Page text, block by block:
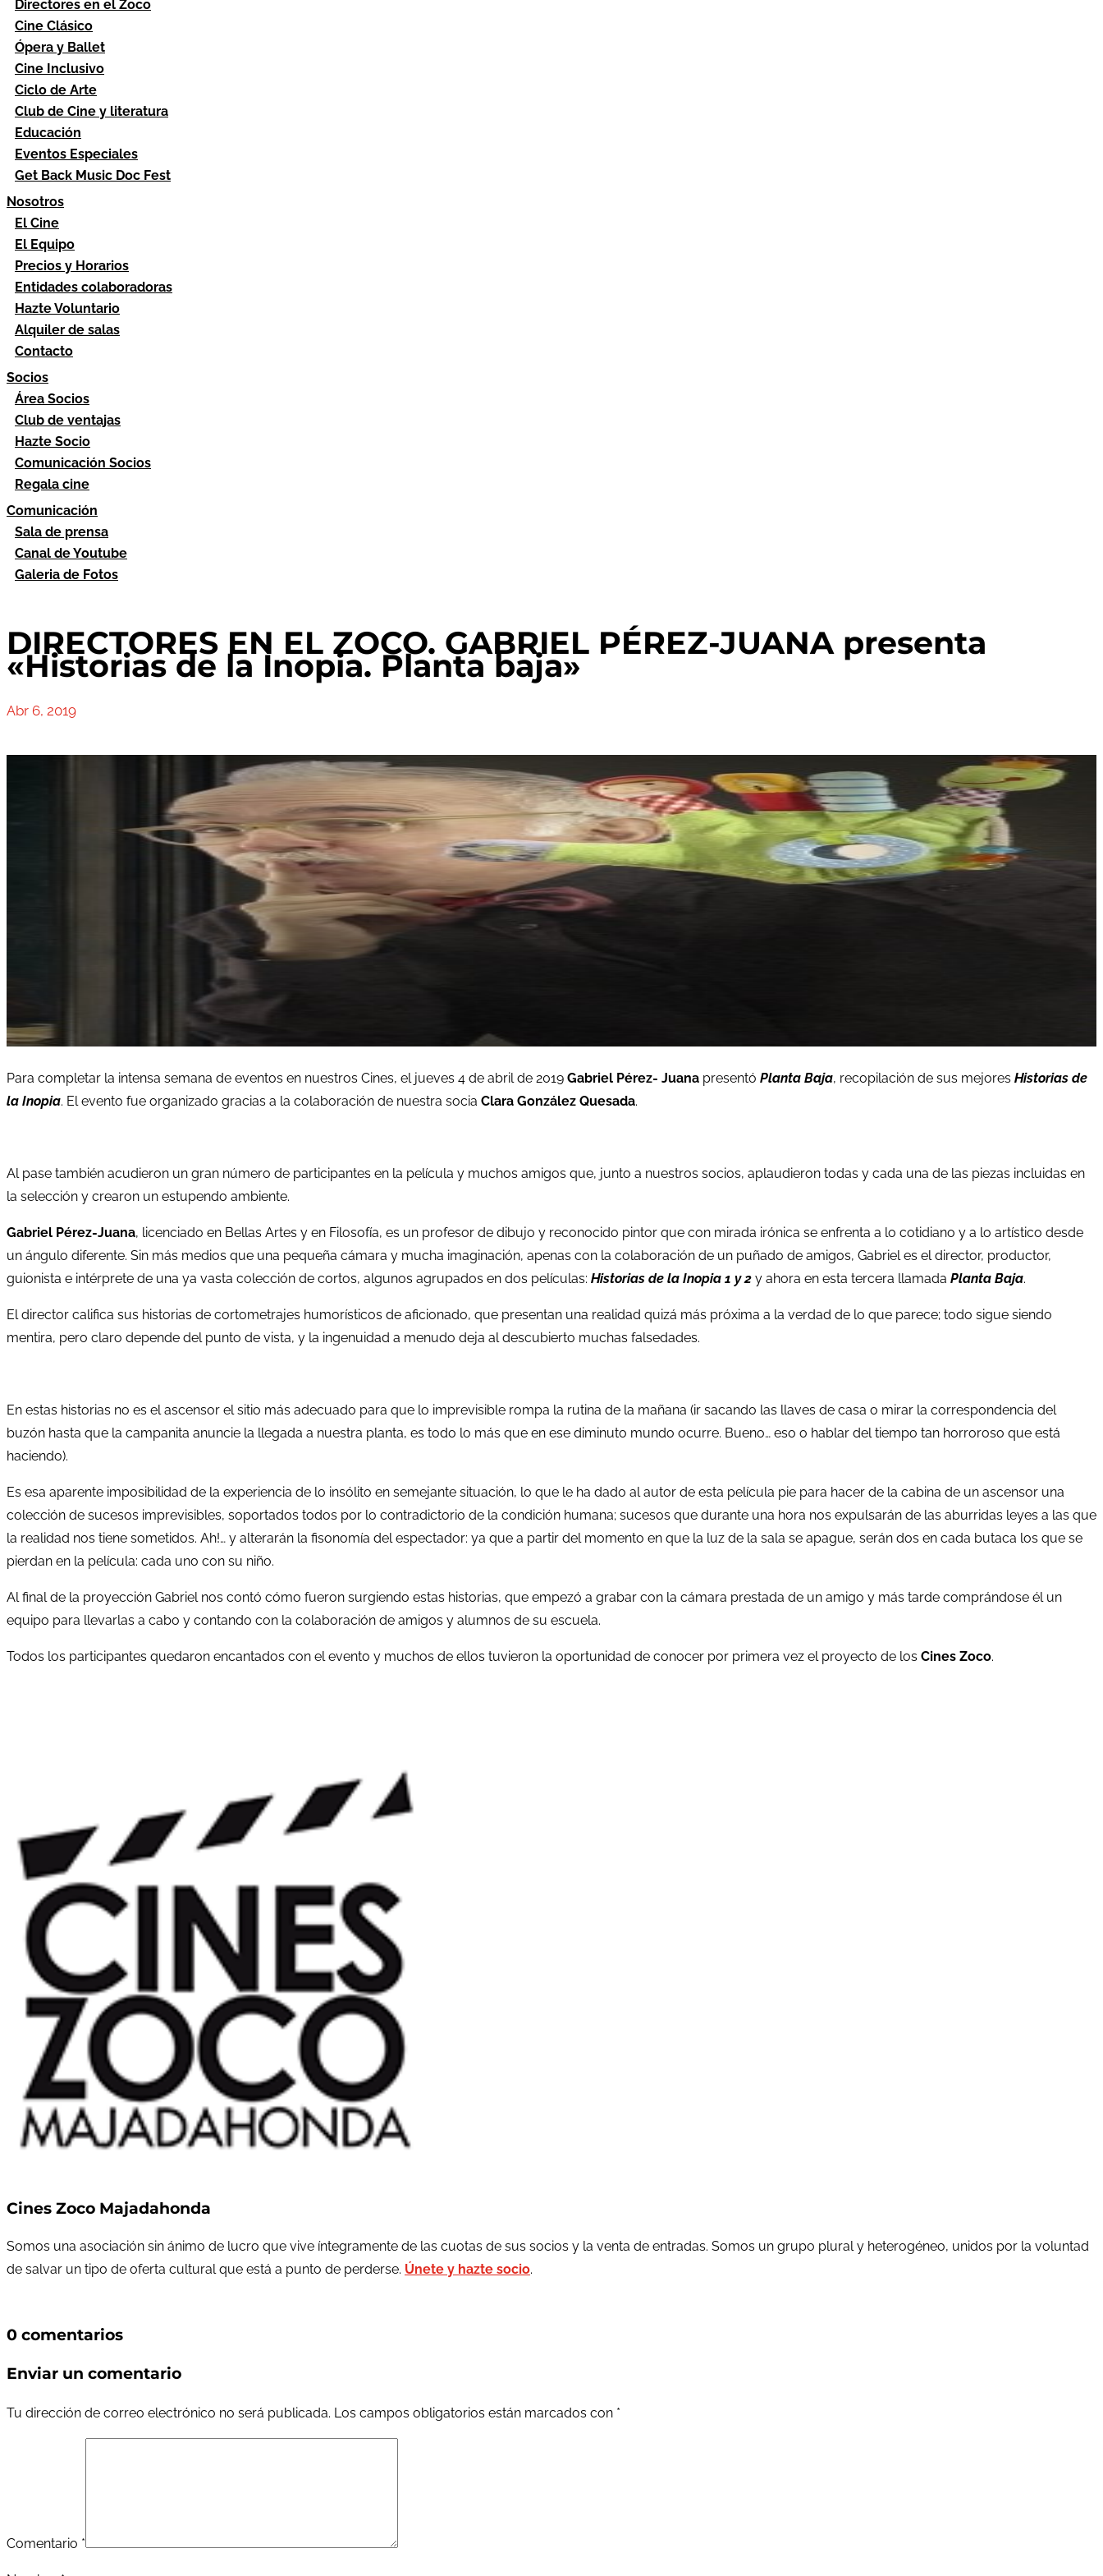
Directores en el Zoco
Cine Clásico
Ópera y Ballet
Cine Inclusivo
Ciclo de Arte
Club de Cine y literatura
Educación
Eventos Especiales
Get Back Music Doc Fest
Nosotros
El Cine
El Equipo
Precios y Horarios
Entidades colaboradoras
Hazte Voluntario
Alquiler de salas
Contacto
Socios
Área Socios
Club de ventajas
Hazte Socio
Comunicación Socios
Regala cine
Comunicación
Sala de prensa
Canal de Youtube
Galeria de Fotos
DIRECTORES EN EL ZOCO. GABRIEL PÉREZ-JUANA presenta
«Historias de la Inopia. Planta baja»
Abr 6, 2019
Para completar la intensa semana de eventos en nuestros Cines, el jueves 4 de abril de 2019 Gabriel Pérez- Juana presentó Planta Baja, recopilación de sus mejores Historias de
la Inopia. El evento fue organizado gracias a la colaboración de nuestra socia Clara González Quesada.
Al pase también acudieron un gran número de participantes en la película y muchos amigos que, junto a nuestros socios, aplaudieron todas y cada una de las piezas incluidas en
la selección y crearon un estupendo ambiente.
Gabriel Pérez-Juana, licenciado en Bellas Artes y en Filosofía, es un profesor de dibujo y reconocido pintor que con mirada irónica se enfrenta a lo cotidiano y a lo artístico desde
un ángulo diferente. Sin más medios que una pequeña cámara y mucha imaginación, apenas con la colaboración de un puñado de amigos, Gabriel es el director, productor,
guionista e intérprete de una ya vasta colección de cortos, algunos agrupados en dos películas: Historias de la Inopia 1 y 2 y ahora en esta tercera llamada Planta Baja.
El director califica sus historias de cortometrajes humorísticos de aficionado, que presentan una realidad quizá más próxima a la verdad de lo que parece; todo sigue siendo
mentira, pero claro depende del punto de vista, y la ingenuidad a menudo deja al descubierto muchas falsedades.
En estas historias no es el ascensor el sitio más adecuado para que lo imprevisible rompa la rutina de la mañana (ir sacando las llaves de casa o mirar la correspondencia del
buzón hasta que la campanita anuncie la llegada a nuestra planta, es todo lo más que en ese diminuto mundo ocurre. Bueno… eso o hablar del tiempo tan horroroso que está
haciendo).
Es esa aparente imposibilidad de la experiencia de lo insólito en semejante situación, lo que le ha dado al autor de esta película pie para hacer de la cabina de un ascensor una
colección de sucesos imprevisibles, soportados todos por lo contradictorio de la condición humana; sucesos que durante una hora nos expulsarán de las aburridas leyes a las que
la realidad nos tiene sometidos. Ah!… y alterarán la fisonomía del espectador: ya que a partir del momento en que la luz de la sala se apague, serán dos en cada butaca los que se
pierdan en la película: cada uno con su niño.
Al final de la proyección Gabriel nos contó cómo fueron surgiendo estas historias, que empezó a grabar con la cámara prestada de un amigo y más tarde comprándose él un
equipo para llevarlas a cabo y contando con la colaboración de amigos y alumnos de su escuela.
Todos los participantes quedaron encantados con el evento y muchos de ellos tuvieron la oportunidad de conocer por primera vez el proyecto de los Cines Zoco.
Cines Zoco Majadahonda
Somos una asociación sin ánimo de lucro que vive íntegramente de las cuotas de sus socios y la venta de entradas. Somos un grupo plural y heterogéneo, unidos por la voluntad
de salvar un tipo de oferta cultural que está a punto de perderse. Únete y hazte socio.
0 comentarios
Enviar un comentario
Tu dirección de correo electrónico no será publicada. Los campos obligatorios están marcados con *
Comentario *